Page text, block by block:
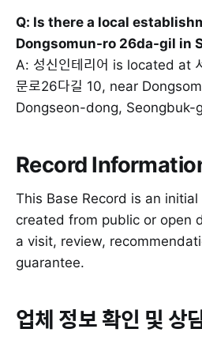
Q: Is there a local
Dongsomun-ro 26da-gil in
A: 성신인테리어 is located at
문로26다길 10, near
Dongseon-dong, Seongbuk-
Record
This Base Record is an
created from public or open
a visit, review,
guarantee.
업체 정보 확인 및 상